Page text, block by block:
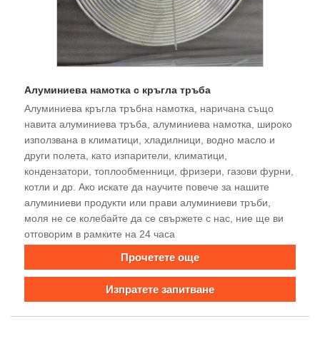
Алуминиева намотка с кръгла тръба
Алуминиева кръгла тръбна намотка, наричана също
навита алуминиева тръба, алуминиева намотка, широко
използвана в климатици, хладилници, водно масло и
други полета, като изпарители, климатици,
кондензатори, топлообменници, фризери, газови фурни,
котли и др. Ако искате да научите повече за нашите
алуминиеви продукти или прави алуминиеви тръби,
моля не се колебайте да се свържете с нас, ние ще ви
отговорим в рамките на 24 часа
Прочетете още
Изпратете запитване